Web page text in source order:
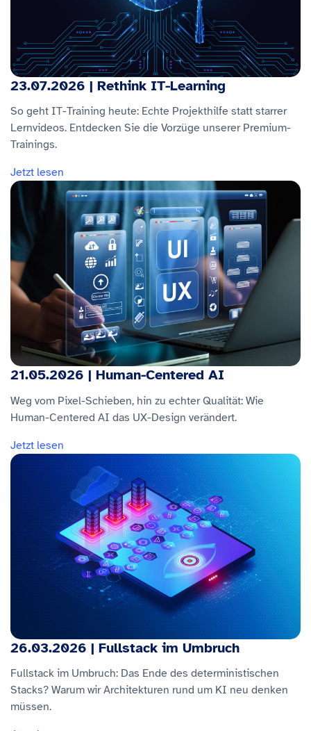
23.07.2026 | Rethink IT-Learning
So geht IT-Training heute: Echte Projekthilfe statt starrer
Lernvideos. Entdecken Sie die Vorzüge unserer Premium-
Trainings.
Jetzt lesen
21.05.2026 | Human-Centered AI
Weg vom Pixel-Schieben, hin zu echter Qualität: Wie
Human-Centered AI das UX-Design verändert.
Jetzt lesen
26.03.2026 | Fullstack im Umbruch
Fullstack im Umbruch: Das Ende des deterministischen
Stacks? Warum wir Architekturen rund um KI neu denken
müssen.